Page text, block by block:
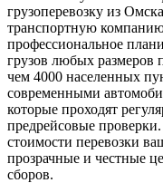
грузоперевозку из
транспортную
профессиональное
грузов любых размеров
чем 4000 населенных
современными
которые проходят
предрейсовые
стоимости перевозки
прозрачные и честные
сборов.